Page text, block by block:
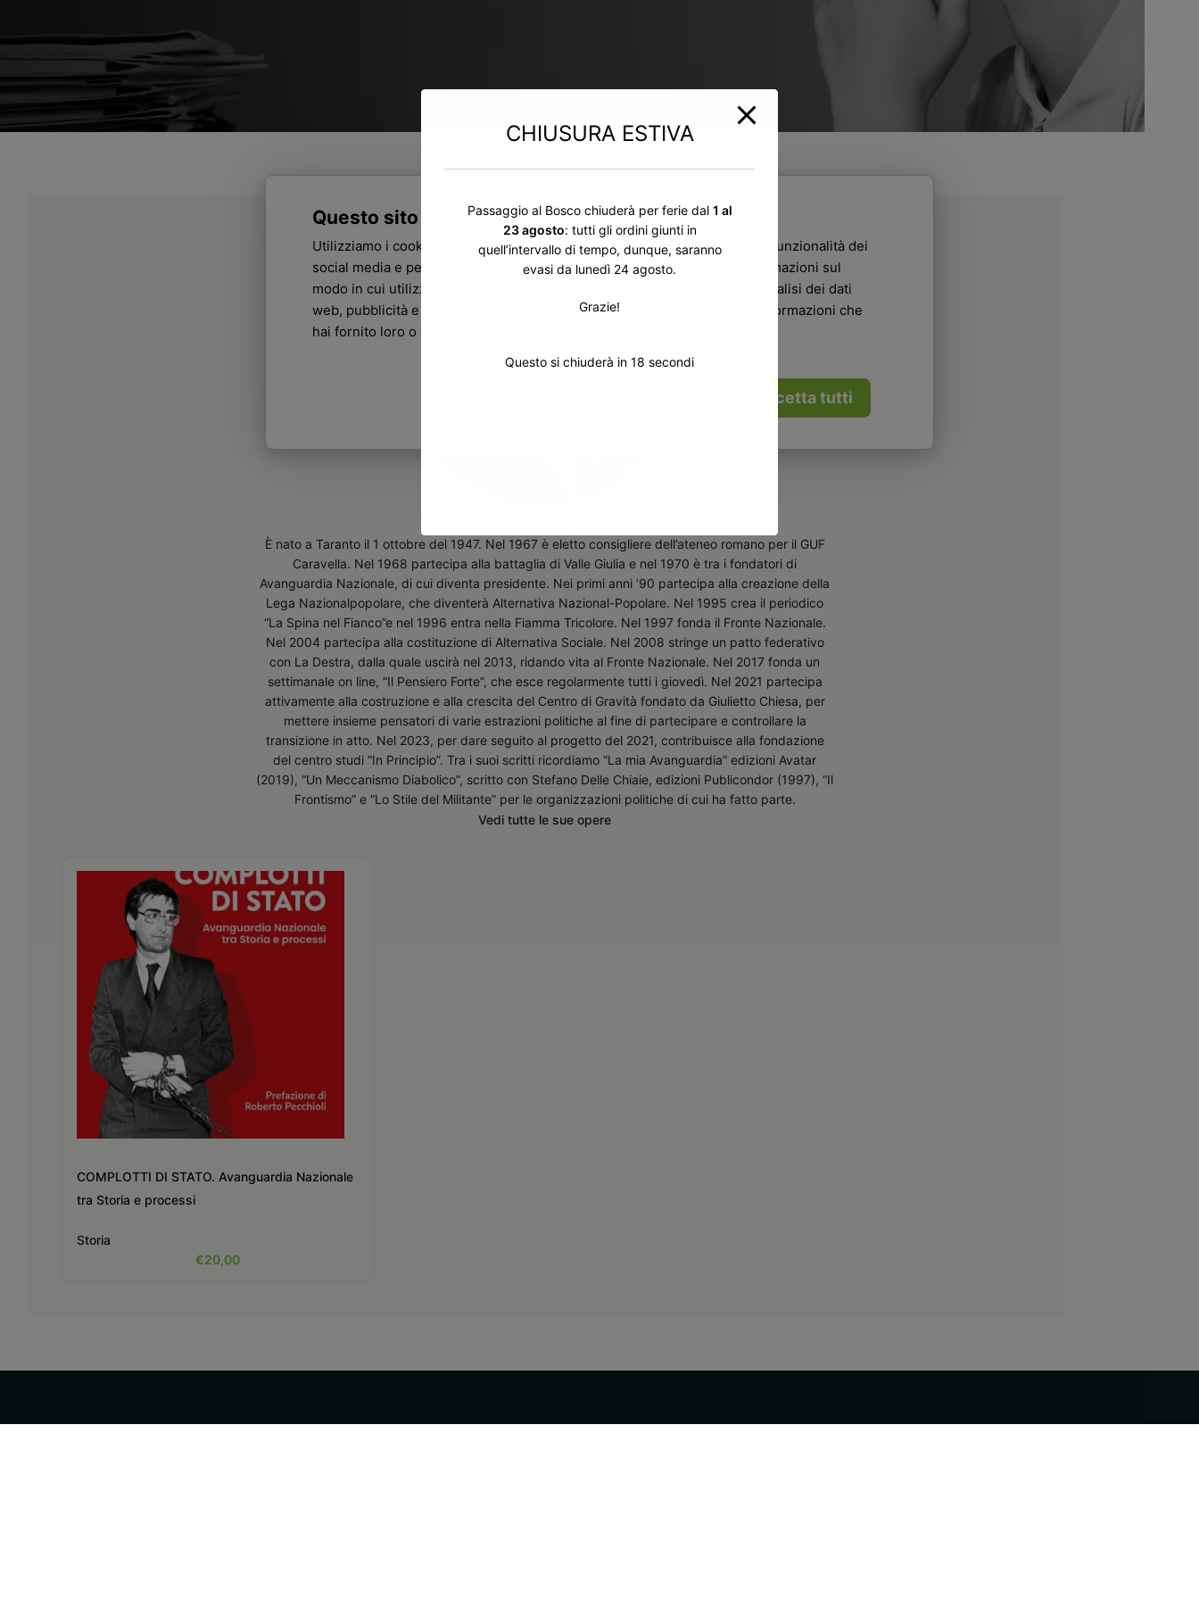
Questo sito web utilizza i cookie
Utilizziamo i cookie per personalizzare contenuti ed annunci, per fornire funzionalità dei
social media e per analizzare il nostro traffico. Condividiamo inoltre informazioni sul
modo in cui utilizzi il nostro sito con i nostri partner che si occupano di analisi dei dati
web, pubblicità e social media, i quali potrebbero combinarle con altre informazioni che
hai fornito loro o che hanno raccolto dal tuo utilizzo dei loro servizi.
Accetta tutti
È nato a Taranto il 1 ottobre del 1947. Nel 1967 è eletto consigliere dell’ateneo romano per il GUF
Caravella. Nel 1968 partecipa alla battaglia di Valle Giulia e nel 1970 è tra i fondatori di
Avanguardia Nazionale, di cui diventa presidente. Nei primi anni ’90 partecipa alla creazione della
Lega Nazionalpopolare, che diventerà Alternativa Nazional-Popolare. Nel 1995 crea il periodico
“La Spina nel Fianco”e nel 1996 entra nella Fiamma Tricolore. Nel 1997 fonda il Fronte Nazionale.
Nel 2004 partecipa alla costituzione di Alternativa Sociale. Nel 2008 stringe un patto federativo
con La Destra, dalla quale uscirà nel 2013, ridando vita al Fronte Nazionale. Nel 2017 fonda un
settimanale on line, “Il Pensiero Forte”, che esce regolarmente tutti i giovedì. Nel 2021 partecipa
attivamente alla costruzione e alla crescita del Centro di Gravità fondato da Giulietto Chiesa, per
mettere insieme pensatori di varie estrazioni politiche al fine di partecipare e controllare la
transizione in atto. Nel 2023, per dare seguito al progetto del 2021, contribuisce alla fondazione
del centro studi “In Principio”. Tra i suoi scritti ricordiamo “La mia Avanguardia” edizioni Avatar
(2019), “Un Meccanismo Diabolico”, scritto con Stefano Delle Chiaie, edizioni Publicondor (1997), “Il
Frontismo” e “Lo Stile del Militante” per le organizzazioni politiche di cui ha fatto parte.
Vedi tutte le sue opere
COMPLOTTI DI STATO. Avanguardia Nazionale
tra Storia e processi
Storia
€20,00
CHIUSURA ESTIVA
Passaggio al Bosco chiuderà per ferie dal 1 al
23 agosto: tutti gli ordini giunti in
quell’intervallo di tempo, dunque, saranno
evasi da lunedì 24 agosto.
Grazie!
Questo si chiuderà in17 secondi